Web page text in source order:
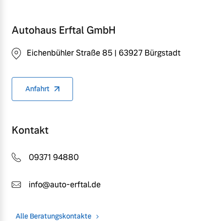
Autohaus Erftal GmbH
Eichenbühler Straße 85 | 63927 Bürgstadt
Anfahrt
Kontakt
09371 94880
info@auto-erftal.de
Alle Beratungskontakte